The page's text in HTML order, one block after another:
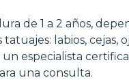
de 1 a 2 años,
labios, cejas,
especialista
una consulta.